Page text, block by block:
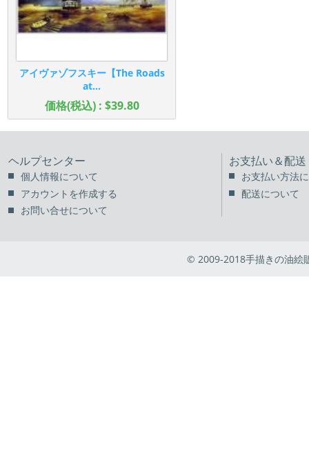
アイヴァゾフスキー【The Roads
at...
価格(税込) : $39.80
ヘルプセンター
個人情報について
アカウントを作成する
お問い合せについて
お支払い＆配送
お支払い方法
配送について
© 2009-2018手描きの油絵